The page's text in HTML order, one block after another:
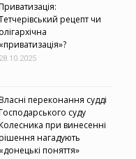
рецепт чи
олігархічна
«приватизація»?
28.10.2025
переконання судді
суду
при винесенні
нагадують
«донецькі поняття»